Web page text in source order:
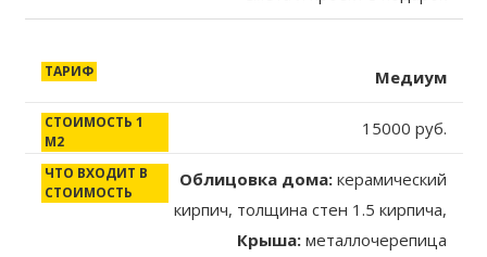
Медиум
15000 руб.
Облицовка дома:керамический
кирпич, толщина стен 1.5 кирпича,
Крыша:металлочерепица